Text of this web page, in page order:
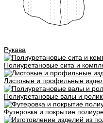
Рукава
Полиуретановые сита и
Листовые и профильные
Полиуретановые валы и
Футеровка и покрытие